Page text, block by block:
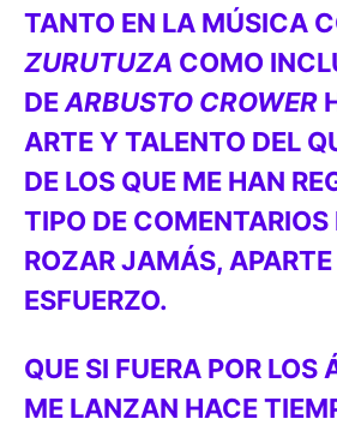
TANTO EN LA MÚSICA
ZURUTUZA COMO
DEARBUSTO CROWER
ARTE Y TALENTO DEL
DE LOS QUE ME HAN
TIPO DE
ROZAR JAMÁS, APARTE
ESFUERZO.
QUE SI FUERA POR LOS
ME LANZAN HACE